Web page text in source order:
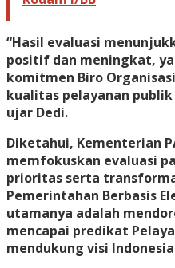
“Hasil evaluasi
positif dan meningkat,
komitmen Biro
kualitas pelayanan
ujar Dedi.
Diketahui, Kementerian
memfokuskan evaluasi
prioritas serta
Pemerintahan Berbasis
utamanya adalah
mencapai predikat
mendukung visi Indonesia